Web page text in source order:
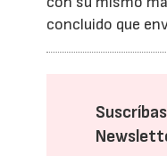
concluido que